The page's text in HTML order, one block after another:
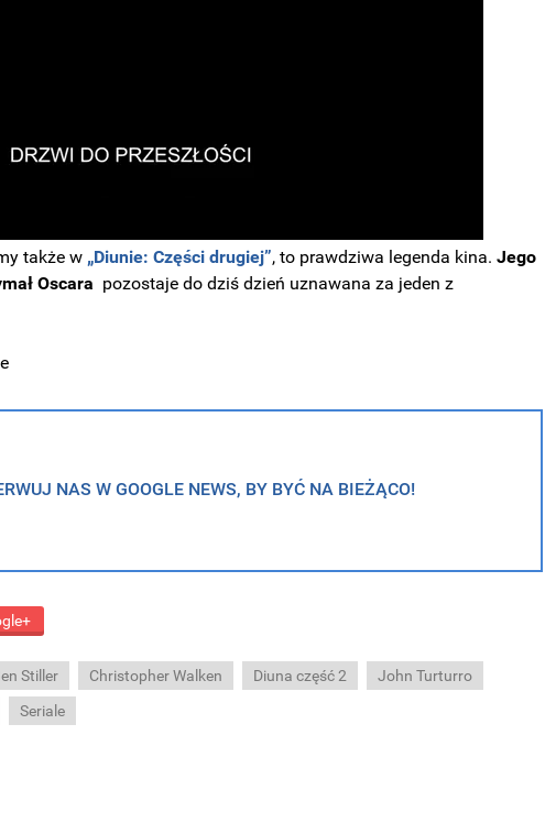
także w „Diunie: Części drugiej”, to prawdziwa legenda kina.Jego
Oscara pozostaje do dziś dzień uznawana za jeden z
NAS W GOOGLE NEWS, BY BYĆ NA BIEŻĄCO!
Stiller Christopher Walken Diuna część 2
John Turturro
Seriale